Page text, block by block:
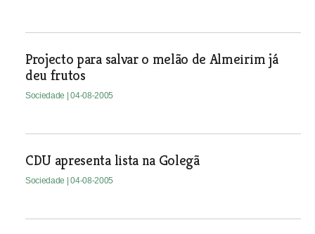
Projecto para salvar o melão de Almeirim já
deu frutos
Sociedade | 04-08-2005
CDU apresenta lista na Golegã
Sociedade | 04-08-2005